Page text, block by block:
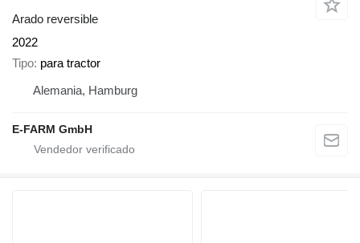
Arado reversible
2022
Tipo para tractor
Alemania, Hamburg
E-FARM GmbH